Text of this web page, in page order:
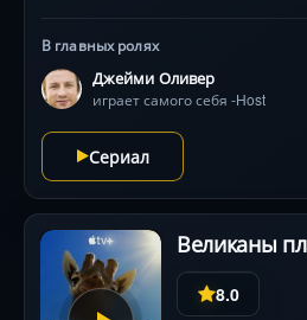
готовить пасту из двух
остатки в пиццу, а простые
карри. Каждый 22-минутный
юмор и гениальные замены:
Добавьте морковную ботву!».
просто учит готовить — он
пустым холодильником вы
шедевр .
В главных ролях
Джейми Оливер
играет самого себя -Host
Сериал
Великаны
8.0